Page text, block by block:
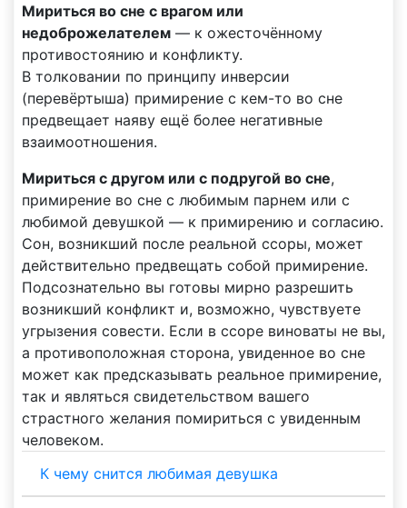
Мириться во сне с врагом или
недоброжелателем — к ожесточённому
противостоянию и конфликту.
В толковании по принципу инверсии
(перевёртыша) примирение с кем-то во сне
предвещает наяву ещё более негативные
взаимоотношения.
Мириться с другом или с подругой во сне,
примирение во сне с любимым парнем или с
любимой девушкой — к примирению и согласию.
Сон, возникший после реальной ссоры, может
действительно предвещать собой примирение.
Подсознательно вы готовы мирно разрешить
возникший конфликт и, возможно, чувствуете
угрызения совести. Если в ссоре виноваты не вы,
а противоположная сторона, увиденное во сне
может как предсказывать реальное примирение,
так и являться свидетельством вашего
страстного желания помириться с увиденным
человеком.
К чему снится любимая девушка